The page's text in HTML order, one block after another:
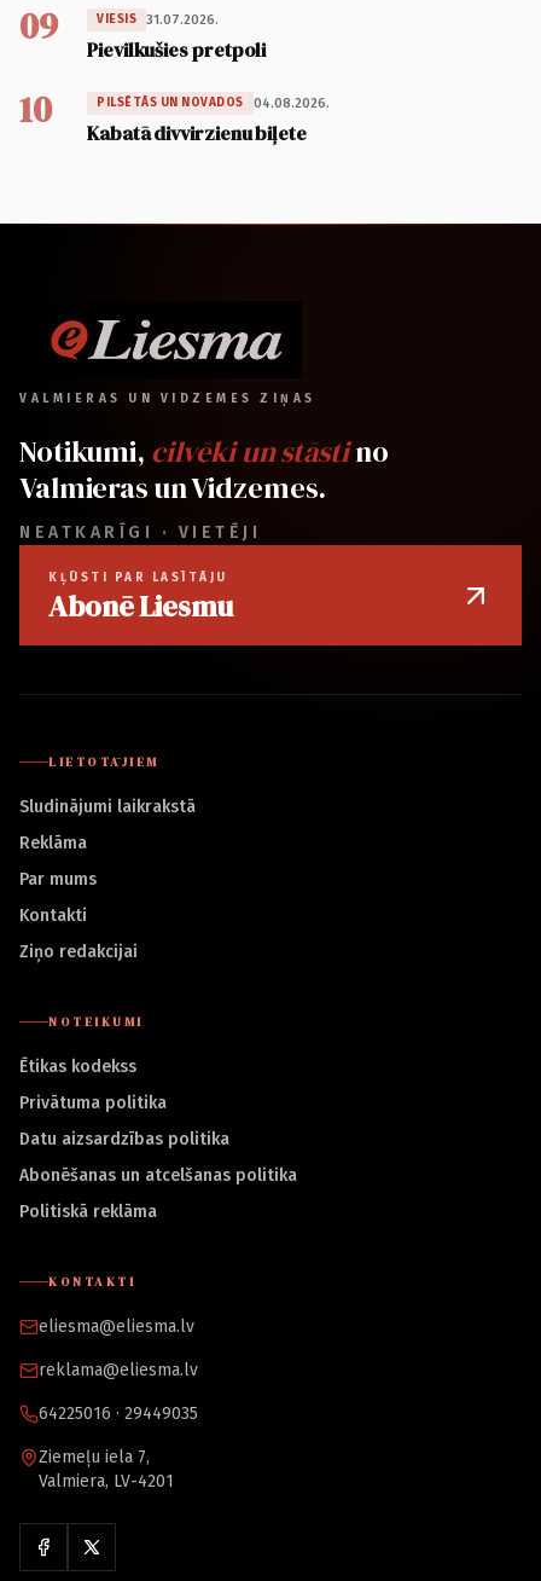
09 VIESIS 31.07.2026.
Pievilkušies pretpoli
10 PILSĒTĀS UN NOVADOS 04.08.2026.
Kabatā divvirzienu biļete
VALMIERAS UN VIDZEMES ZIŅAS
Notikumi, cilvēki un stāstino
Valmieras un Vidzemes.
NEATKARĪGI · VIETĒJI
KĻŪSTI PAR LASĪTĀJU
Abonē Liesmu
LIETOTĀJIEM
Sludinājumi laikrakstā
Reklāma
Par mums
Kontakti
Ziņo redakcijai
NOTEIKUMI
Ētikas kodekss
Privātuma politika
Datu aizsardzības politika
Abonēšanas un atcelšanas politika
Politiskā reklāma
KONTAKTI
eliesma@eliesma.lv
reklama@eliesma.lv
64225016 · 29449035
Ziemeļu iela 7,
Valmiera, LV-4201